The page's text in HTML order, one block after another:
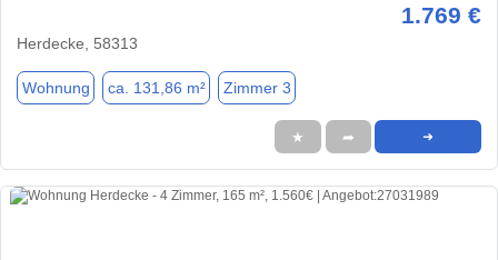
1.769 €
Herdecke, 58313
Wohnung ca. 131,86 m² Zimmer 3
★ ➦ ➜